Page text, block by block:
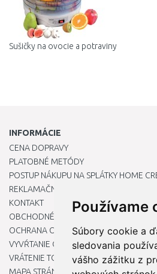
Používame
Súbory cookie a
sledovania
vášho zážitku z
Sušičky na ovocie a potraviny
INFORMÁCIE
CENA DOPRAVY
PLATOBNÉ METÓDY
POSTUP NÁKUPU NA SPLÁTKY HOME
REKLAMAČNÝ PORIADOK
KONTAKT
OBCHODNÉ PODMIENKY
OCHRANA OSOBNÝCH ÚDAJOV
VYVŔTANIE OTVORU DO DREZU PRE
VRÁTENIE TOVARU / REKLAMÁCIE
MAPA STRÁNOK